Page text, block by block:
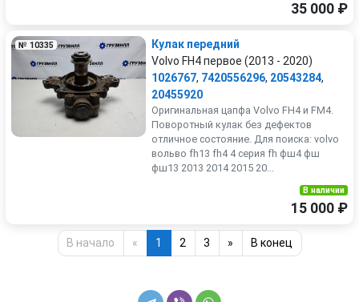
35 000 ₽
№ 10335
Кулак передний
Volvo FH4 первое (2013 - 2020)
1026767, 7420556296, 20543284,
20455920
Оригинальная цапфа Volvo FH4 и FM4.
Поворотный кулак без дефектов
отличное состояние. Для поиска: volvo
вольво fh13 fh4 4 серия fh фш4 фш
фш13 2013 2014 2015 20...
В наличии
15 000 ₽
В начало « 1 2 3 » В конец